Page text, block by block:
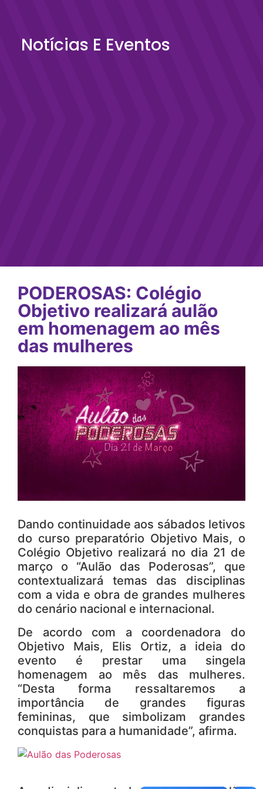
Notícias E Eventos
PODEROSAS: Colégio
Objetivo realizará aulão
em homenagem ao mês
das mulheres
Dando continuidade aos sábados letivos
do curso preparatório Objetivo Mais, o
Colégio Objetivo realizará no dia 21 de
março o “Aulão das Poderosas”, que
contextualizará temas das disciplinas
com a vida e obra de grandes mulheres
do cenário nacional e internacional.
De acordo com a coordenadora do
Objetivo Mais, Elis Ortiz, a ideia do
evento é prestar uma singela
homenagem ao mês das mulheres.
“Desta forma ressaltaremos a
importância de grandes figuras
femininas, que simbolizam grandes
conquistas para a humanidade”, afirma.